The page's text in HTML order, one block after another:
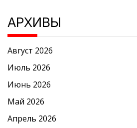
АРХИВЫ
Август 2026
Июль 2026
Июнь 2026
Май 2026
Апрель 2026